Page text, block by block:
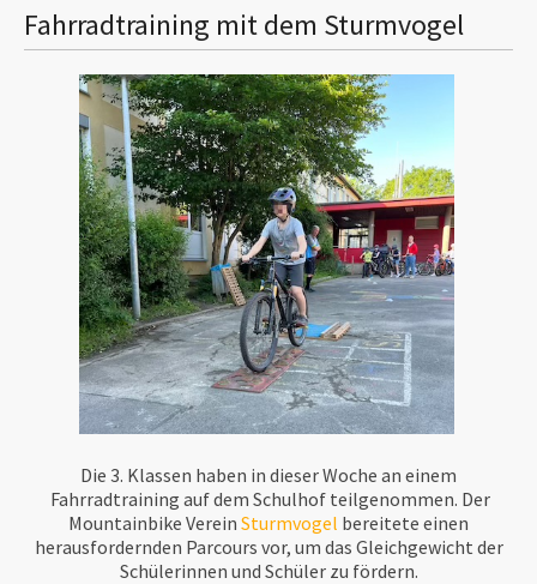
Fahrradtraining mit dem Sturmvogel
Die 3. Klassen haben in dieser Woche an einem
Fahrradtraining auf dem Schulhof teilgenommen. Der
Mountainbike Verein Sturmvogel bereitete einen
herausfordernden Parcours vor, um das Gleichgewicht der
Schülerinnen und Schüler zu fördern.